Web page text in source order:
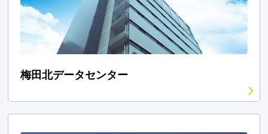
梅田北データセンター